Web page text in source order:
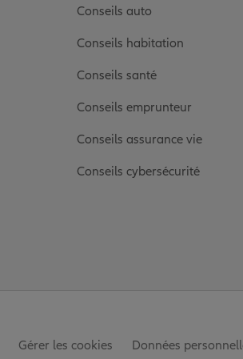
Conseils auto
Conseils habitation
Conseils santé
Conseils emprunteur
Conseils assurance vie
Conseils cybersécurité
Gérer les cookies Données